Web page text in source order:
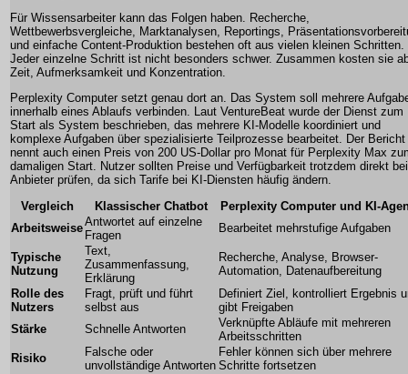
Für Wissensarbeiter kann das Folgen haben. Recherche,
Wettbewerbsvergleiche, Marktanalysen, Reportings,
und einfache Content-Produktion bestehen oft aus vielen kleinen Schritten.
Jeder einzelne Schritt ist nicht besonders schwer. Zusammen kosten sie
Zeit, Aufmerksamkeit und Konzentration.
Perplexity Computer setzt genau dort an. Das System soll mehrere
innerhalb eines Ablaufs verbinden. Laut VentureBeat wurde der Dienst zum
Start als System beschrieben, das mehrere KI-Modelle koordiniert und
komplexe Aufgaben über spezialisierte Teilprozesse bearbeitet. Der Bericht
nennt auch einen Preis von 200 US-Dollar pro Monat für Perplexity Max
damaligen Start. Nutzer sollten Preise und Verfügbarkeit trotzdem direkt
Anbieter prüfen, da sich Tarife bei KI-Diensten häufig ändern.
Vergleich
Klassischer Chatbot
Perplexity Computer und KI-
ArbeitsweiseAntwortet auf einzelne
Fragen
Bearbeitet mehrstufige Aufgaben
Typische
Nutzung
Text,
Zusammenfassung,
Erklärung
Recherche, Analyse, Browser-
Automation, Datenaufbereitung
Rolle des
Nutzers
Fragt, prüft und führt
selbst aus
Definiert Ziel, kontrolliert Ergebnis
gibt Freigaben
Stärke
Schnelle Antworten
Verknüpfte Abläufe mit mehreren
Arbeitsschritten
Risiko
Falsche oder
unvollständige Antworten
Fehler können sich über mehrere
Schritte fortsetzen